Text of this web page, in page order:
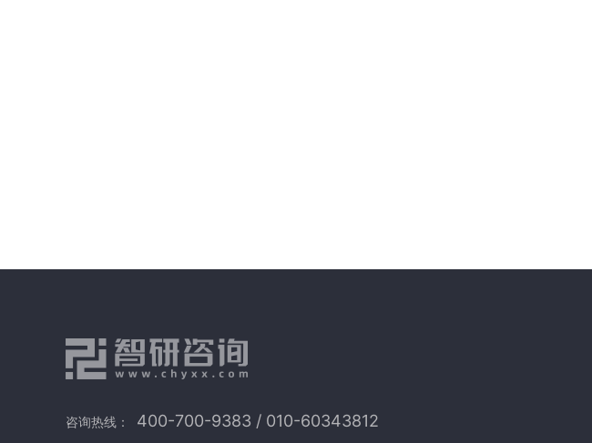
咨询热线：
400-700-9383 / 010-60343812